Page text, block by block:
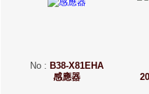
No: B38-X81EHA
感應器